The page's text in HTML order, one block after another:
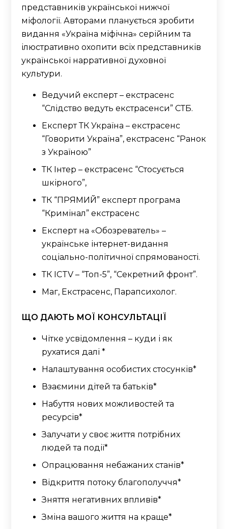
представників української нижчої
міфології. Авторами планується зробити
видання «Україна міфічна» серійним та
ілюстративно охопити всіх представників
української нарративної духовної
культури.
Ведучий експерт – екстрасенс
“Слідство ведуть екстрасенси” СТБ.
Експерт ТК Україна – екстрасенс
“Говорити Україна”, екстрасенс “Ранок
з Україною”
ТК Інтер – екстрасенс “Стосується
шкірного”,
ТК “ПРЯМИЙ” експерт програма
“Кримінал” екстрасенс
Експерт на «Обозреватель» –
українське інтернет-видання
соціально-політичної спрямованості.
ТК ICTV – “Топ-5”, “Секретний фронт”.
Маг, Екстрасенс, Парапсихолог.
ЩО ДАЮТЬ МОЇ КОНСУЛЬТАЦІЇ
Чітке усвідомлення – куди і як
рухатися далі *
Налаштування особистих стосунків*
Взаємини дітей та батьків*
Набуття нових можливостей та
ресурсів*
Залучати у своє життя потрібних
людей та події*
Опрацювання небажаних станів*
Відкриття потоку благополуччя*
Зняття негативних впливів*
Зміна вашого життя на краще*